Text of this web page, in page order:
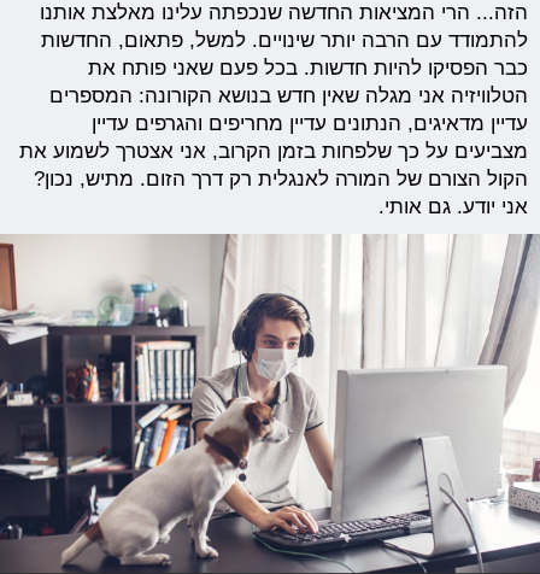
הזה... הרי המציאות החדשה שנכפתה עלינו מאלצת אותנו
להתמודד עם הרבה יותר שינויים. למשל, פתאום, החדשות
כבר הפסיקו להיות חדשות. בכל פעם שאני פותח את
הטלוויזיה אני מגלה שאין חדש בנושא הקורונה: המספרים
עדיין מדאיגים, הנתונים עדיין מחריפים והגרפים עדיין
מצביעים על כך שלפחות בזמן הקרוב, אני אצטרך לשמוע את
הקול הצורם של המורה לאנגלית רק דרך הזום. מתיש, נכון?
אני יודע. גם אותי.